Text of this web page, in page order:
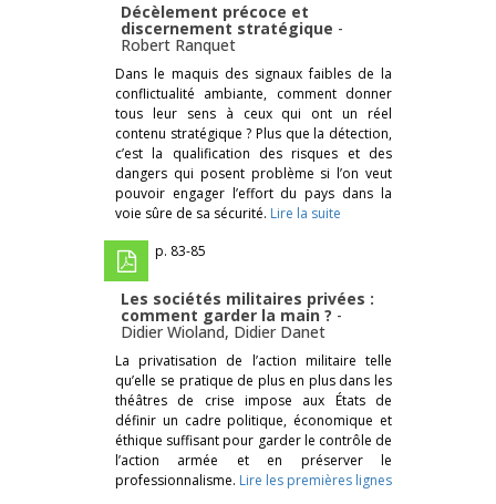
Décèlement précoce et
discernement stratégique -
Robert Ranquet
Dans le maquis des signaux faibles de la
conflictualité ambiante, comment donner
tous leur sens à ceux qui ont un réel
contenu stratégique ? Plus que la détection,
c’est la qualification des risques et des
dangers qui posent problème si l’on veut
pouvoir engager l’effort du pays dans la
voie sûre de sa sécurité. Lire la suite
p. 83-85
Les sociétés militaires privées :
comment garder la main ? -
Didier Wioland, Didier Danet
La privatisation de l’action militaire telle
qu’elle se pratique de plus en plus dans les
théâtres de crise impose aux États de
définir un cadre politique, économique et
éthique suffisant pour garder le contrôle de
l’action armée et en préserver le
professionnalisme. Lire les premières lignes